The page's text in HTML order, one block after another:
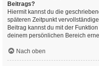
Beitrags?
Hiermit kannst du die
späteren Zeitpunkt
Beitrag kannst du mit der
deinem persönlichen Bereich
Nach oben